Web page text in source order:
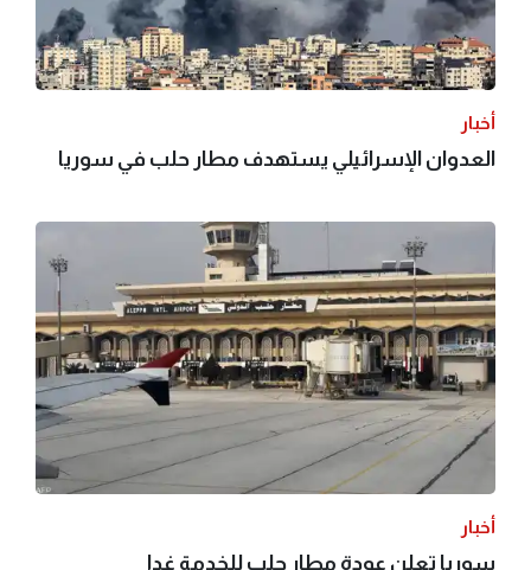
أخبار
العدوان الإسرائيلي يستهدف مطار حلب في سوريا
أخبار
سوريا تعلن عودة مطار حلب للخدمة غدا